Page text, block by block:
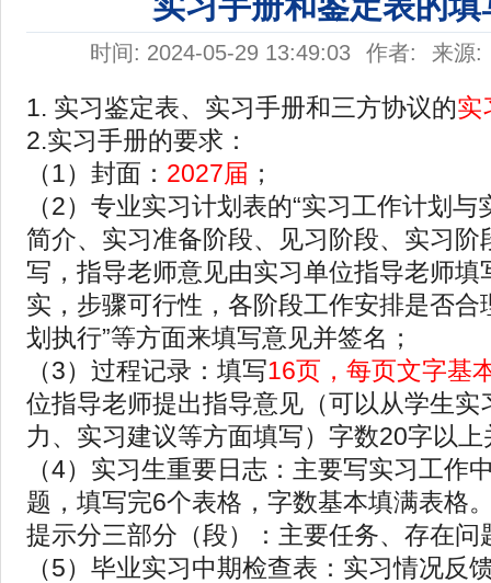
时间: 2024-05-29 13:49:03 作者: 来源:
1. 实习鉴定表、实习手册和三方协议的实
2.实习手册的要求：
（1）封面： 2027届 ；
（2）专业实习计划表的“实习工作计划与
简介、实习准备阶段、见习阶段、实习阶
写，指导老师意见由实习单位指导老师填
实，步骤可行性，各阶段工作安排是否合
划执行”等方面来填写意见并签名；
（3）过程记录：填写16页，每页文字基
位指导老师提出指导意见（可以从学生实
力、实习建议等方面填写）字数20字以上
（4）实习生重要日志：主要写实习工作
题，填写完6个表格，字数基本填满表格
提示分三部分（段）：主要任务、存在问
（5）毕业实习中期检查表：实习情况反